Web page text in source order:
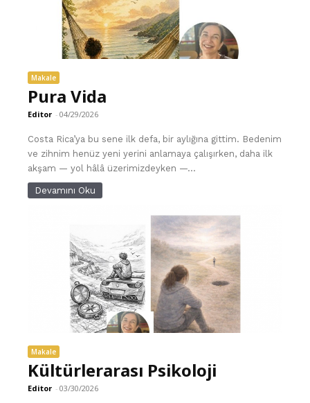
Makale
Pura Vida
Editor - 04/29/2026
Costa Rica’ya bu sene ilk defa, bir aylığına gittim. Bedenim
ve zihnim henüz yeni yerini anlamaya çalışırken, daha ilk
akşam — yol hâlâ üzerimizdeyken —...
Devamını Oku
Makale
Kültürlerarası Psikoloji
Editor - 03/30/2026